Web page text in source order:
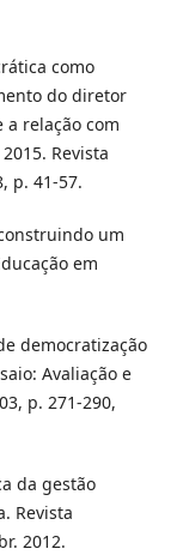
como
do diretor
relação com
Revista
p. 41-57.
um
em
democratização
Avaliação e
p. 271-290,
da gestão
Revista
2012.